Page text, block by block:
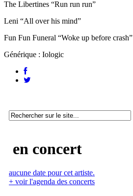
The Libertines “Run run run”
Leni “All over his mind”
Fun Fun Funeral “Woke up before crash”
Générique : Iologic
en concert
aucune date pour cet artiste.
+ voir l'agenda des concerts